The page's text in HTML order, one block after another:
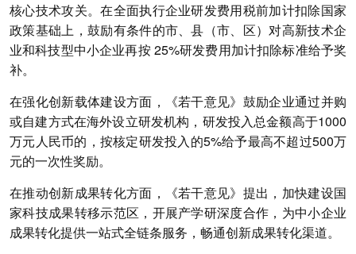
核心技术攻关。在全面执行企业研发费用税前加计扣除国家
政策基础上，鼓励有条件的市、县（市、区）对高新技术企
业和科技型中小企业再按 25%研发费用加计扣除标准给予奖
补。
在强化创新载体建设方面，《若干意见》鼓励企业通过并购
或自建方式在海外设立研发机构，研发投入总金额高于1000
万元人民币的，按核定研发投入的5%给予最高不超过500万
元的一次性奖励。
在推动创新成果转化方面，《若干意见》提出，加快建设国
家科技成果转移示范区，开展产学研深度合作，为中小企业
成果转化提供一站式全链条服务，畅通创新成果转化渠道。